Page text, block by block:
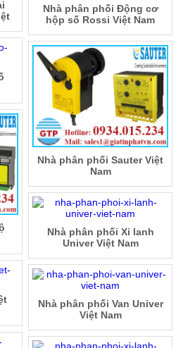
Nhà phân phối Động cơ
hộp số Rossi Việt Nam
Nhà phân phối Sauter Việt
Nam
Nhà phân phối Xi lanh
Univer Việt Nam
Nhà phân phối Van Univer
Việt Nam